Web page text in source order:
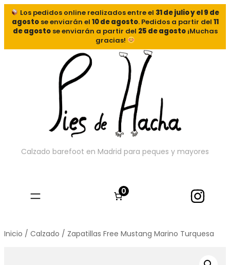
Los pedidos online realizados entre el 31 de julio y el 9 de
agostose enviarán el 10 de agosto. Pedidos a partir del 11
de agostose enviarán a partir del 25 de agosto¡Muchas
gracias!
Calzado barefoot en Madrid para peques y mayores
0
Inicio / Calzado / Zapatillas Free Mustang Marino Turquesa